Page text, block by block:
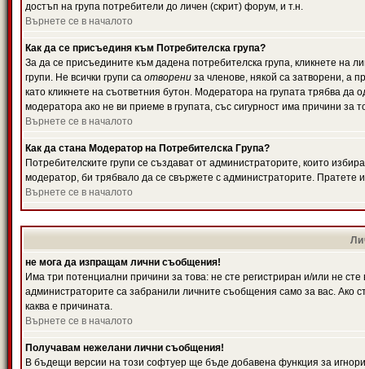
достъп на група потребители до личен (скрит) форум, и т.н.
Върнете се в началото
Как да се присъединя към Потребителска група?
За да се присъедините към дадена потребителска група, кликнете на
групи. Не всички групи са отворени за членове, някой са затворени, а
като кликнете на съответния бутон. Модератора на групата трябва
модератора ако не ви приеме в групата, със сигурност има причини за
Върнете се в началото
Как да стана Модератор на Потребителска Група?
Потребителските групи се създават от администраторите, които
модератор, би трябвало да се свържете с администраторите.
Върнете се в началото
не мога да изпращам лични съобщения!
Има три потенциални причини за това: не сте регистриран и/или не
администраторите са забранили личните съобщения само за вас. Ако
каква е причината.
Върнете се в началото
Получавам нежелани лични съобщения!
В бъдещи версии на този софтуер ще бъде добавена функция за